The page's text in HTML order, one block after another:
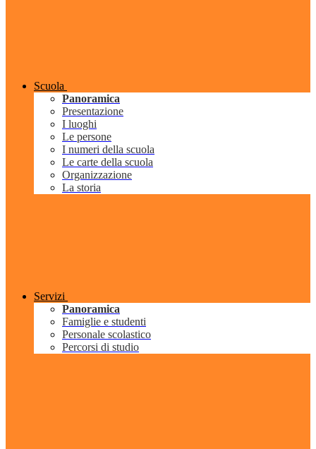
Scuola
Panoramica
Presentazione
I luoghi
Le persone
I numeri della scuola
Le carte della scuola
Organizzazione
La storia
Servizi
Panoramica
Famiglie e studenti
Personale scolastico
Percorsi di studio